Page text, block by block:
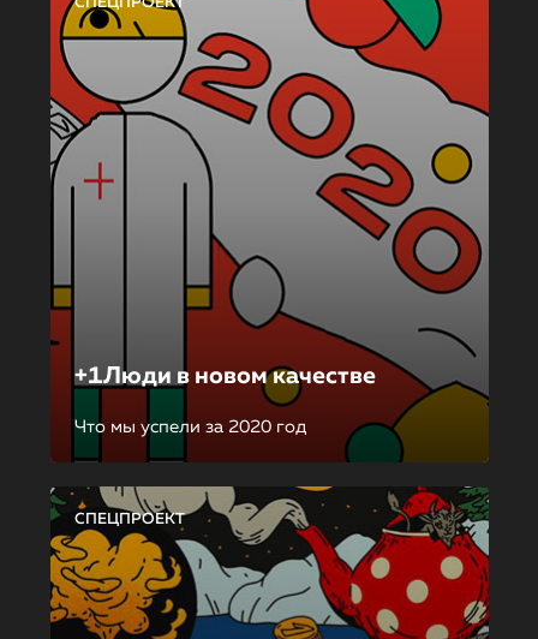
+1Люди в новом качестве
Что мы успели за 2020 год
СПЕЦПРОЕКТ